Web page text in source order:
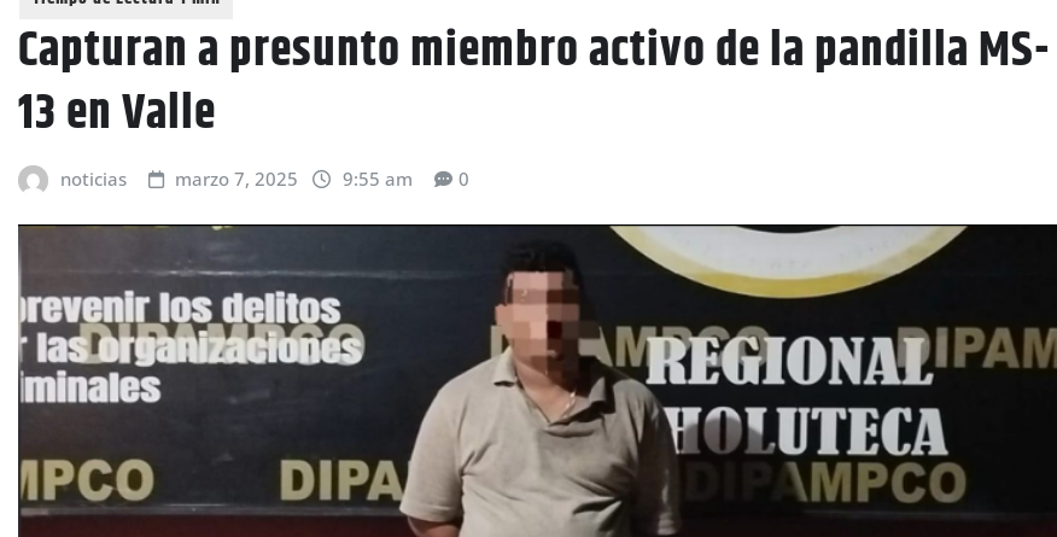
Capturan a presunto miembro activo de la pandilla MS-
13 en Valle
noticias marzo 7, 2025 9:55 am 0